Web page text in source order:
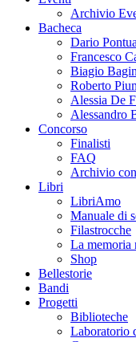
Archivio
Bacheca
Dario
Francesco
Biagio
Roberto
Alessia De
Alessandro
Concorso
Finalisti
FAQ
Archivio
Libri
LibriAmo
Manuale di
Filastrocche
La memoria
Shop
Bellestorie
Bandi
Progetti
Biblioteche
Laboratorio